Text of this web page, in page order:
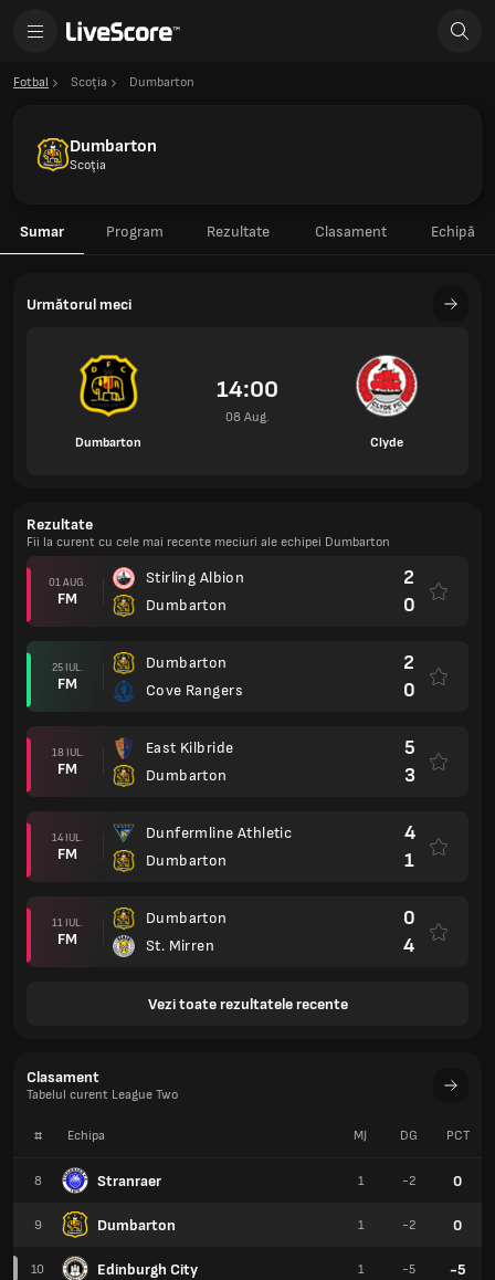
Fotbal Scoţia Dumbarton
Dumbarton
Scoţia
Sumar Program Rezultate Clasament Echipă
Următorul meci
Dumbarton
14:00
08 Aug.
Clyde
Rezultate
Fii la curent cu cele mai recente meciuri ale echipei Dumbarton
01 AUG.
FM
Stirling Albion
Dumbarton
2
0
25 IUL.
FM
Dumbarton
Cove Rangers
2
0
18 IUL.
FM
East Kilbride
Dumbarton
5
3
14 IUL.
FM
Dunfermline Athletic
Dumbarton
4
1
11 IUL.
FM
Dumbarton
St. Mirren
0
4
Vezi toate rezultatele recente
Clasament
Tabelul curent League Two
# Echipa
8 Stranraer
9 Dumbarton
10 Edinburgh City
MJ DG PCT
1 -2 0
1 -2 0
1 -5 -5